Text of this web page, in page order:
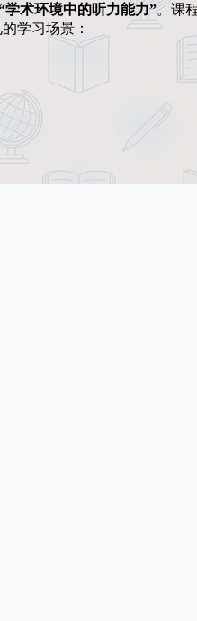
学术环境中的听力能力”。课
学习场景：